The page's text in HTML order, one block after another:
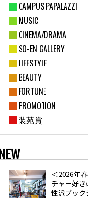
CAMPUS PAPALAZZI
MUSIC
CINEMA/DRAMA
SO-EN GALLERY
LIFESTYLE
BEAUTY
FORTUNE
PROMOTION
装苑賞
NEW
＜2026年
チャー好
性派ブック